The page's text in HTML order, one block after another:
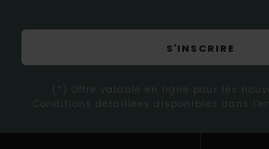
S'INSCRIRE
(*) Offre valable en ligne pour les
Conditions détaillées disponibles dans